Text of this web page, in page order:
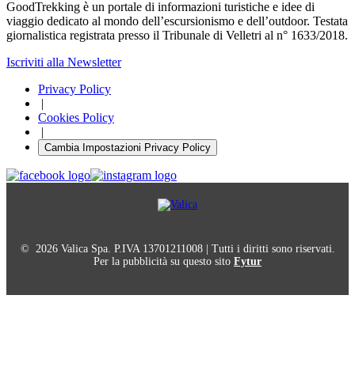
GoodTrekking è un portale di informazioni turistiche e idee di
viaggio dedicato al mondo dell’escursionismo e dell’outdoor. Testata
giornalistica registrata presso il Tribunale di Velletri al n° 1633/2018.
Iscriviti alla Newsletter
Privacy Policy
|
Cookies Policy
|
Cambia Impostazioni Privacy Policy
© 2026 Valica Spa. P.IVA 13701211008 | Tutti i diritti sono riservati.
Per la pubblicità su questo sito Fytur